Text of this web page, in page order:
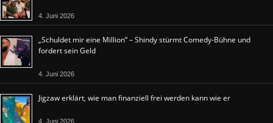
4. Juni 2026
„Schuldet mir eine Million“ – Shindy stürmt Comedy-Bühne und
fordert sein Geld
4. Juni 2026
Jigzaw erklärt, wie man finanziell frei werden kann wie er
4. Juni 2026